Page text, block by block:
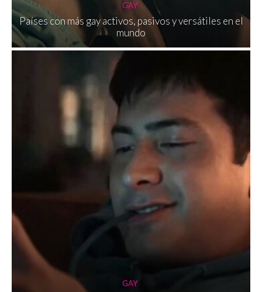
GAY
Países con más gay activos, pasivos y versátiles en el
mundo
GAY